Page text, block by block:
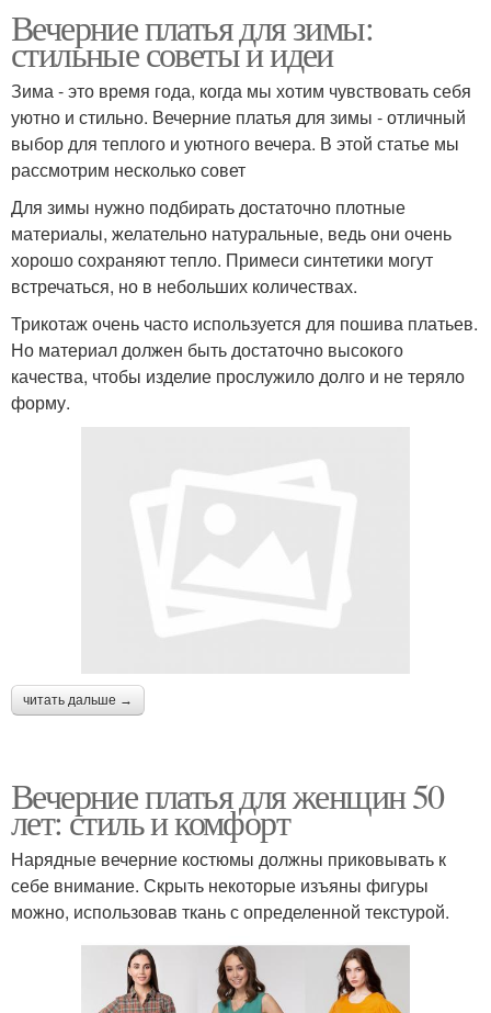
Вечерние платья для зимы:
стильные советы и идеи
Зима - это время года, когда мы хотим чувствовать себя
уютно и стильно. Вечерние платья для зимы - отличный
выбор для теплого и уютного вечера. В этой статье мы
рассмотрим несколько совет
Для зимы нужно подбирать достаточно плотные
материалы, желательно натуральные, ведь они очень
хорошо сохраняют тепло. Примеси синтетики могут
встречаться, но в небольших количествах.
Трикотаж очень часто используется для пошива платьев.
Но материал должен быть достаточно высокого
качества, чтобы изделие прослужило долго и не теряло
форму.
читать дальше →
Вечерние платья для женщин 50
лет: стиль и комфорт
Нарядные вечерние костюмы должны приковывать к
себе внимание. Скрыть некоторые изъяны фигуры
можно, использовав ткань с определенной текстурой.